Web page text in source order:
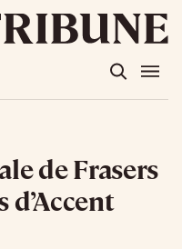
de Frasers